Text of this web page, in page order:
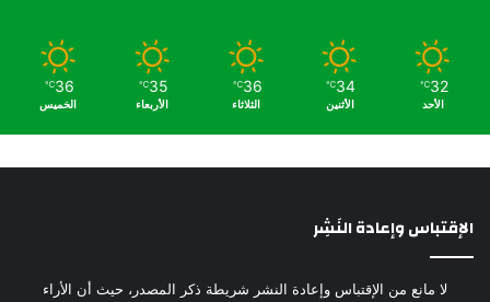
32
℃
الأحد
34
℃
الأثنين
36
℃
الثلاثاء
35
℃
الأربعاء
36
℃
الخميس
الإقتباس وإعادة النَشِر
لا مانع من الإقتباس وإعادة النشر شريطة ذكر المصدر، حيث أن الأراء